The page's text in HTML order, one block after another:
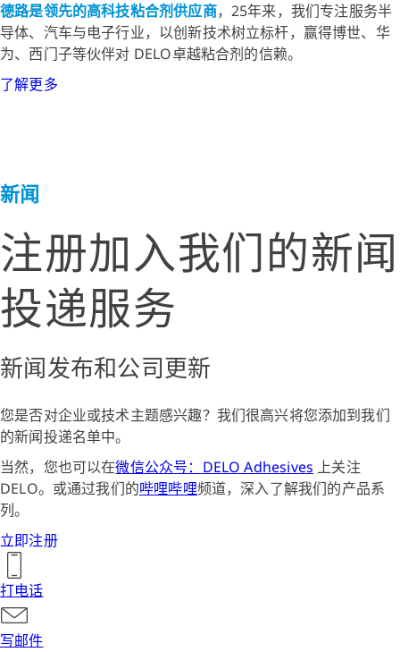
德路是领先的高科技粘合剂供应商，25年来，我们专注服务半
导体、汽车与电子行业，以创新技术树立标杆，赢得博世、华
为、西门子等伙伴对 DELO卓越粘合剂的信赖。
了解更多
新闻
注册加入我们的新闻
投递服务
新闻发布和公司更新
您是否对企业或技术主题感兴趣？我们很高兴将您添加到我们
的新闻投递名单中。
当然，您也可以在微信公众号：DELO Adhesives 上关注
DELO。或通过我们的哔哩哔哩频道，深入了解我们的产品系
列。
立即注册
打电话
写邮件